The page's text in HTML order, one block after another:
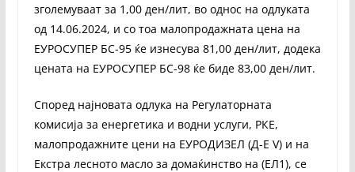
зголемуваат за 1,00 ден/лит, во однос на одлуката
од 14.06.2024, и со тоа малопродажната цена на
ЕУРОСУПЕР БС-95 ќе изнесува 81,00 ден/лит, додека
цената на ЕУРОСУПЕР БС-98 ќе биде 83,00 ден/лит.
Според најновата одлука на Регулаторната
комисија за енергетика и водни услуги, РКЕ,
малопродажните цени на ЕУРОДИЗЕЛ (Д-Е V) и на
Екстра лесното масло за домаќинство на (ЕЛ1), се